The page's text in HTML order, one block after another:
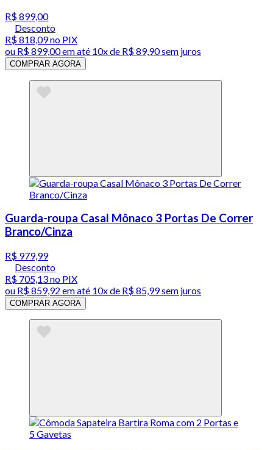
R$ 899,00
Desconto
R$ 818,09no PIX
ou R$ 899,00em até 10x de R$ 89,90 sem juros
COMPRAR AGORA
Guarda-roupa Casal Mônaco 3 Portas De Correr
Branco/Cinza
R$ 979,99
Desconto
R$ 705,13no PIX
ou R$ 859,92 em até 10x de R$ 85,99 sem juros
COMPRAR AGORA